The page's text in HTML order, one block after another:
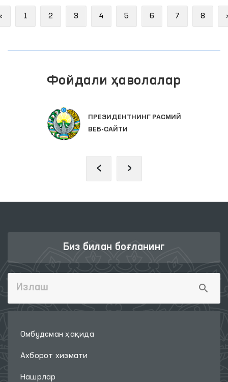
Previous
1 2 3 4 5 6 7 8
Фойдали ҳаволалар
ПРЕЗИДЕНТНИНГ РАСМИЙ
ВЕБ-САЙТИ
‹ ›
Биз билан боғланинг
Омбудсман ҳақида
Ахборот хизмати
Нашрлар